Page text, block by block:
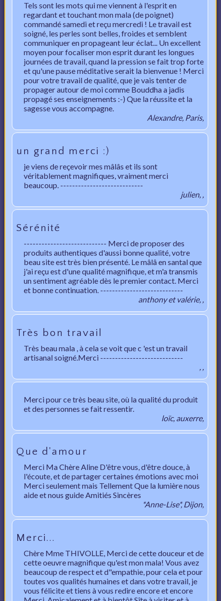
Tels sont les mots qui me viennent à l'esprit en
regardant et touchant mon mala (de poignet)
commandé samedi et reçu mercredi ! Le travail est
soigné, les perles sont belles, froides et semblent
communiquer en propageant leur éclat... Un excellent
moyen pour focaliser mon esprit durant les longues
journées de travail, quand la pression se fait trop forte
et qu'une pause méditative serait la bienvenue ! Merci
pour votre travail de qualité, que je vais tenter de
propager autour de moi comme Bouddha a jadis
propagé ses enseignements :-) Que la réussite et la
sagesse vous accompagne.
Alexandre, Paris,
un grand merci :)
je viens de reçevoir mes mâlâs et ils sont
véritablement magnifiques, vraiment merci
beaucoup. ----------------------------
julien, ,
Sérénité
---------------------------- Merci de proposer des
produits authentiques d'aussi bonne qualité, votre
beau site est très bien présenté. Le mâlâ en santal que
j'ai reçu est d'une qualité magnifique, et m'a transmis
un sentiment agréable dès le premier contact. Merci
et bonne continuation. ----------------------------
anthony et valérie, ,
Très bon travail
Très beau mala , à cela se voit que c 'est un travail
artisanal soigné.Merci ----------------------------
, ,
Merci pour ce très beau site, où la qualité du produit
et des personnes se fait ressentir.
loïc, auxerre,
Que d'amour
Merci Ma Chère Aline D'être vous, d'être douce, à
l'écoute, et de partager certaines émotions avec moi
Merci seulement mais Tellement Que la lumière nous
aide et nous guide Amitiés Sincères
*Anne-Lise*, Dijon,
Merci...
Chère Mme THIVOLLE, Merci de cette douceur et de
cette oeuvre magnifique qu'est mon mala! Vous avez
beaucoup de respect et d"empathie, pour cela et pour
toutes vos qualités humaines et dans votre travail, je
vous félicite et tiens à vous redire encore et encore